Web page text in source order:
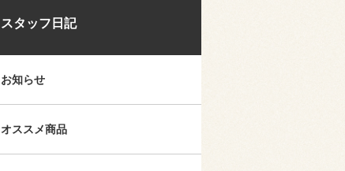
スタッフ日記
お知らせ
オススメ商品